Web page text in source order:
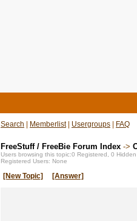
Search Memberlist| Usergroups FAQ
FreeStuff / FreeBie Forum Index ->
Users browsing this topic:0 Registered, 0
Registered Users: None
[New Topic] [Answer]